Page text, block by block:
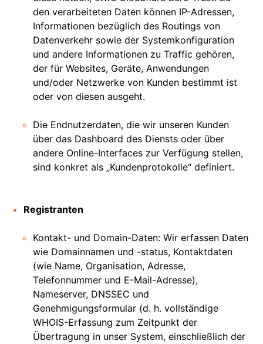
den verarbeiteten Daten können IP-Adressen,
Informationen bezüglich des Routings von
Datenverkehr sowie der Systemkonfiguration
und andere Informationen zu Traffic gehören,
der für Websites, Geräte, Anwendungen
und/oder Netzwerke von Kunden bestimmt ist
oder von diesen ausgeht.
Die Endnutzerdaten, die wir unseren Kunden
über das Dashboard des Diensts oder über
andere Online-Interfaces zur Verfügung stellen,
sind konkret als „Kundenprotokolle“ definiert.
Registranten
Kontakt- und Domain-Daten: Wir erfassen Daten
wie Domainnamen und -status, Kontaktdaten
(wie Name, Organisation, Adresse,
Telefonnummer und E-Mail-Adresse),
Nameserver, DNSSEC und
Genehmigungsformular (d. h. vollständige
WHOIS-Erfassung zum Zeitpunkt der
Übertragung in unser System, einschließlich der